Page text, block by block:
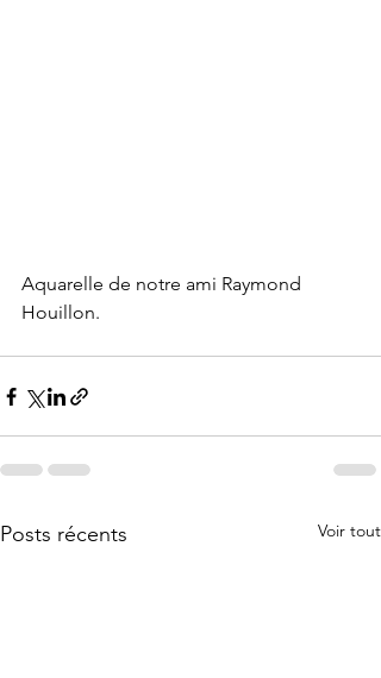
Aquarelle de notre ami Raymond
Houillon.
Posts récents Voir tout